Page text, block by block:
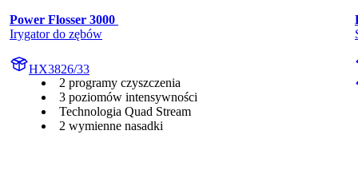
Power Flosser 3000
Irygator do zębów
HX3826/33
2 programy czyszczenia
3 poziomów intensywności
Technologia Quad Stream
2 wymienne nasadki